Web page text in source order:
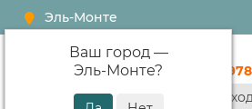
Эль-Монте
Ваш город —
Эль-Монте?
+7